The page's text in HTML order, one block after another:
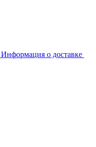
Информация о доставке